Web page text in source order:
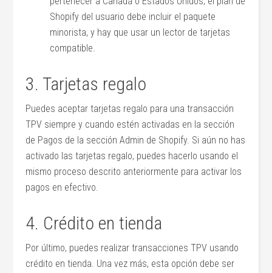
Shopify del usuario debe incluir el paquete
minorista, y hay que usar un lector de tarjetas
compatible.
3. Tarjetas regalo
Puedes aceptar tarjetas regalo para una transacción
TPV siempre y cuando estén activadas en la sección
de Pagos de la sección Admin de Shopify. Si aún no has
activado las tarjetas regalo, puedes hacerlo usando el
mismo proceso descrito anteriormente para activar los
pagos en efectivo.
4. Crédito en tienda
Por último, puedes realizar transacciones TPV usando
crédito en tienda. Una vez más, esta opción debe ser